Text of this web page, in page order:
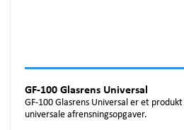
GF-100 Glasrens Universal
GF-100 Glasrens Universal er et
universale afrensningsopgaver.